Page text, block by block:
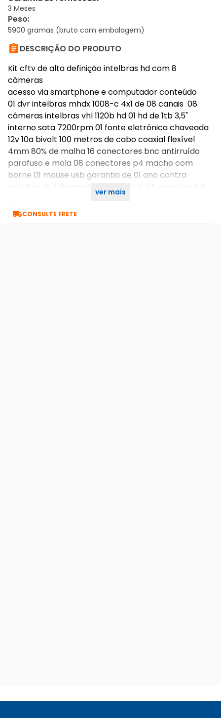
3 Meses
Peso:
5900 gramas (bruto com embalagem)
DESCRIÇÃO DO PRODUTO
Kit cftv de alta definição intelbras hd com 8
câmeras
acesso via smartphone e computador conteúdo
01 dvr intelbras mhdx 1008-c 4x1 de 08 canais 08
câmeras intelbras vhl 1120b hd 01 hd de 1tb 3,5"
interno sata 7200rpm 01 fonte eletrônica chaveada
12v 10a bivolt 100 metros de cabo coaxial flexível
4mm 80% de malha 16 conectores bnc antirruído
parafuso e mola 08 conectores p4 macho com
borne 01 mouse usb garantia de 01 ano contra
defeitos de fabricação para todo o kit, exceto o hd
ver mais
CONSULTE FRETE